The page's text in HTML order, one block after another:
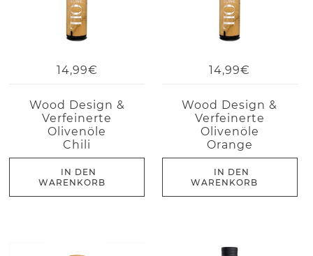
14,99€
Wood Design &
Verfeinerte
Olivenöle
Chili
IN DEN
WARENKORB
14,99€
Wood Design &
Verfeinerte
Olivenöle
Orange
IN DEN
WARENKORB